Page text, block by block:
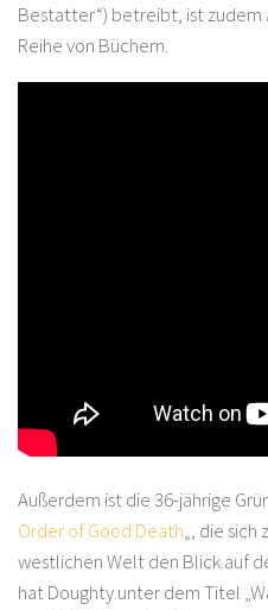
Bestatter“) betreibt, ist zudem
Reihe von Büchern.
Außerdem ist die 36-jährige
Order of Good Death„, die
westlichen Welt den Blick auf
hat Doughty unter dem Titel